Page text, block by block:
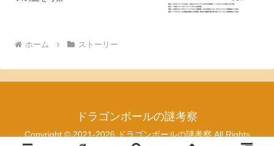
ホーム ストーリー
ドラゴンボールの謎考察
Copyright © 2021-2026 ドラゴンボールの謎考察 All Rights